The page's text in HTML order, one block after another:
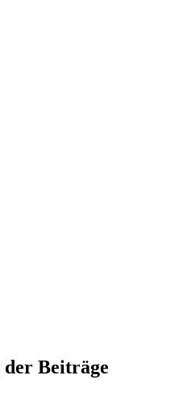
Beiträge